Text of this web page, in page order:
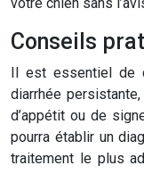
Conseils
Il est essentiel de
diarrhée
d’appétit ou de
pourra établir un
traitement le plus